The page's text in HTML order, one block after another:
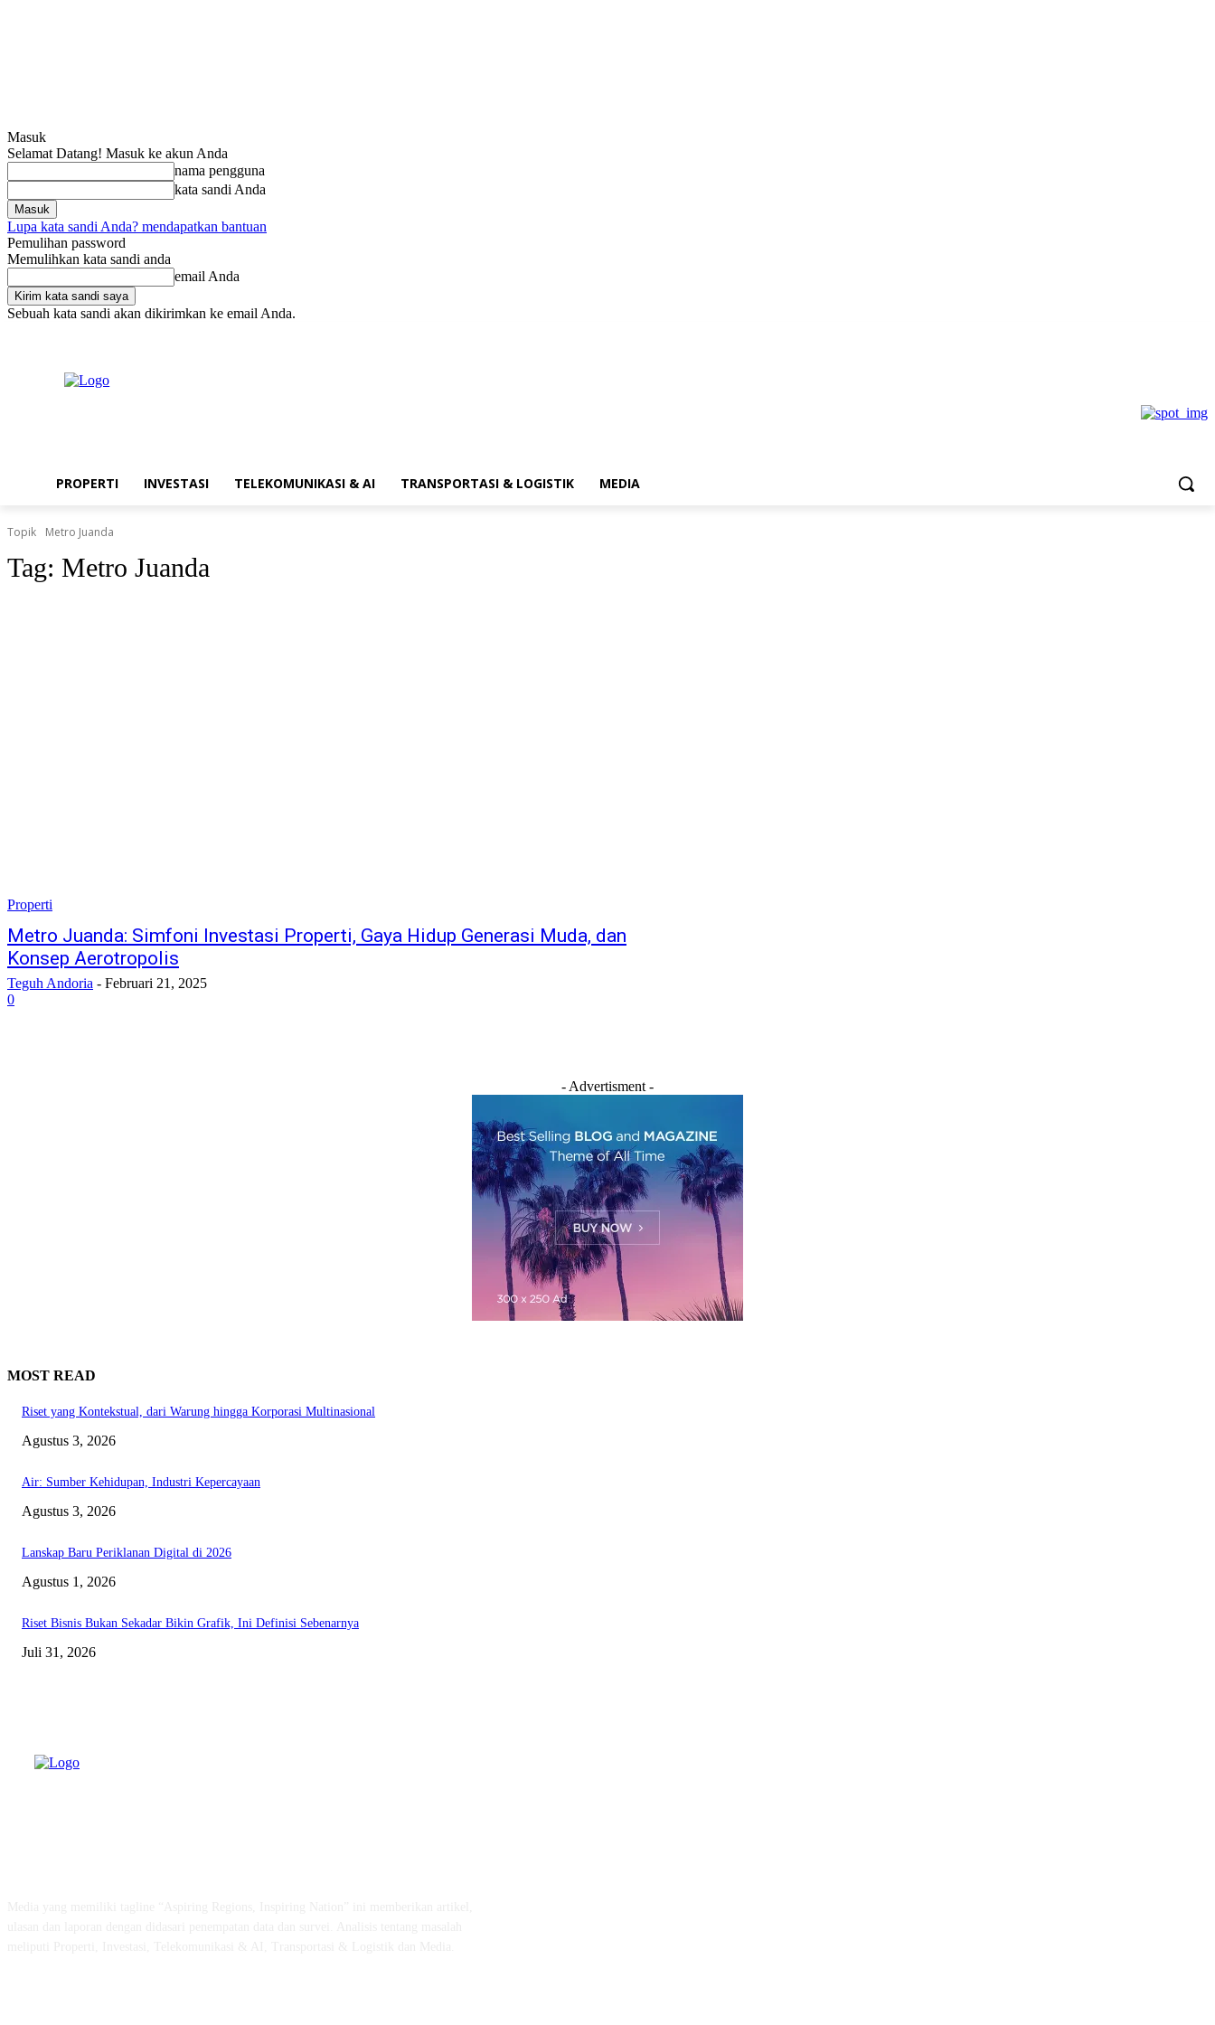
Masuk
Selamat Datang! Masuk ke akun Anda
nama pengguna
kata sandi Anda
Lupa kata sandi Anda? mendapatkan bantuan
Pemulihan password
Memulihkan kata sandi anda
email Anda
Sebuah kata sandi akan dikirimkan ke email Anda.
PROPERTI INVESTASI TELEKOMUNIKASI & AI TRANSPORTASI & LOGISTIK MEDIA
Topik Metro Juanda
Tag: Metro Juanda
Properti
Metro Juanda: Simfoni Investasi Properti, Gaya Hidup Generasi Muda, dan
Konsep Aerotropolis
Teguh Andoria - Februari 21, 2025
0
- Advertisment -
MOST READ
Riset yang Kontekstual, dari Warung hingga Korporasi Multinasional
Agustus 3, 2026
Air: Sumber Kehidupan, Industri Kepercayaan
Agustus 3, 2026
Lanskap Baru Periklanan Digital di 2026
Agustus 1, 2026
Riset Bisnis Bukan Sekadar Bikin Grafik, Ini Definisi Sebenarnya
Juli 31, 2026